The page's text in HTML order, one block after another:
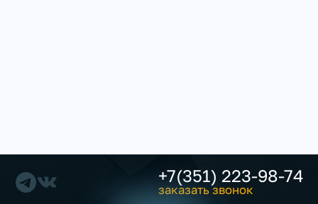
+7(351) 223-98-74
заказать звонок